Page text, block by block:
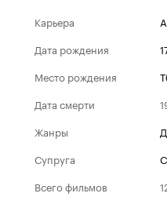
Карьера
Дата рождения
Место рождения
Дата смерти
Жанры
Супруга
Всего фильмов